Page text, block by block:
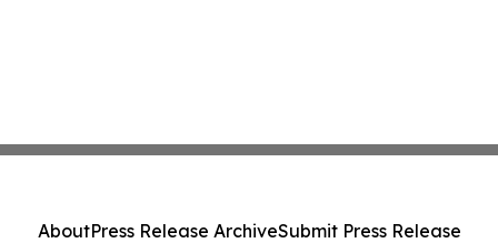
AboutPress Release ArchiveSubmit Press Release